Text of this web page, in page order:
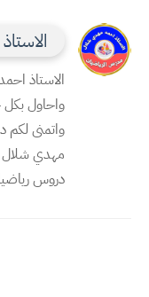
الاستاذ
واحاول
واتمنى لكم
مهدي شلال
دروس